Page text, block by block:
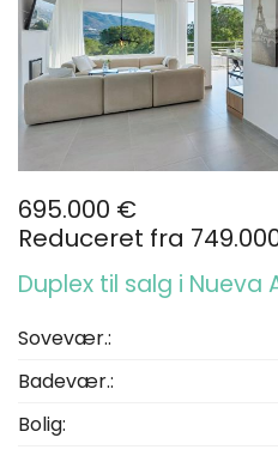
695.000 €
Reduceret fra
Duplex til salg i Nueva
Sovevær.:
Badevær.:
Bolig: